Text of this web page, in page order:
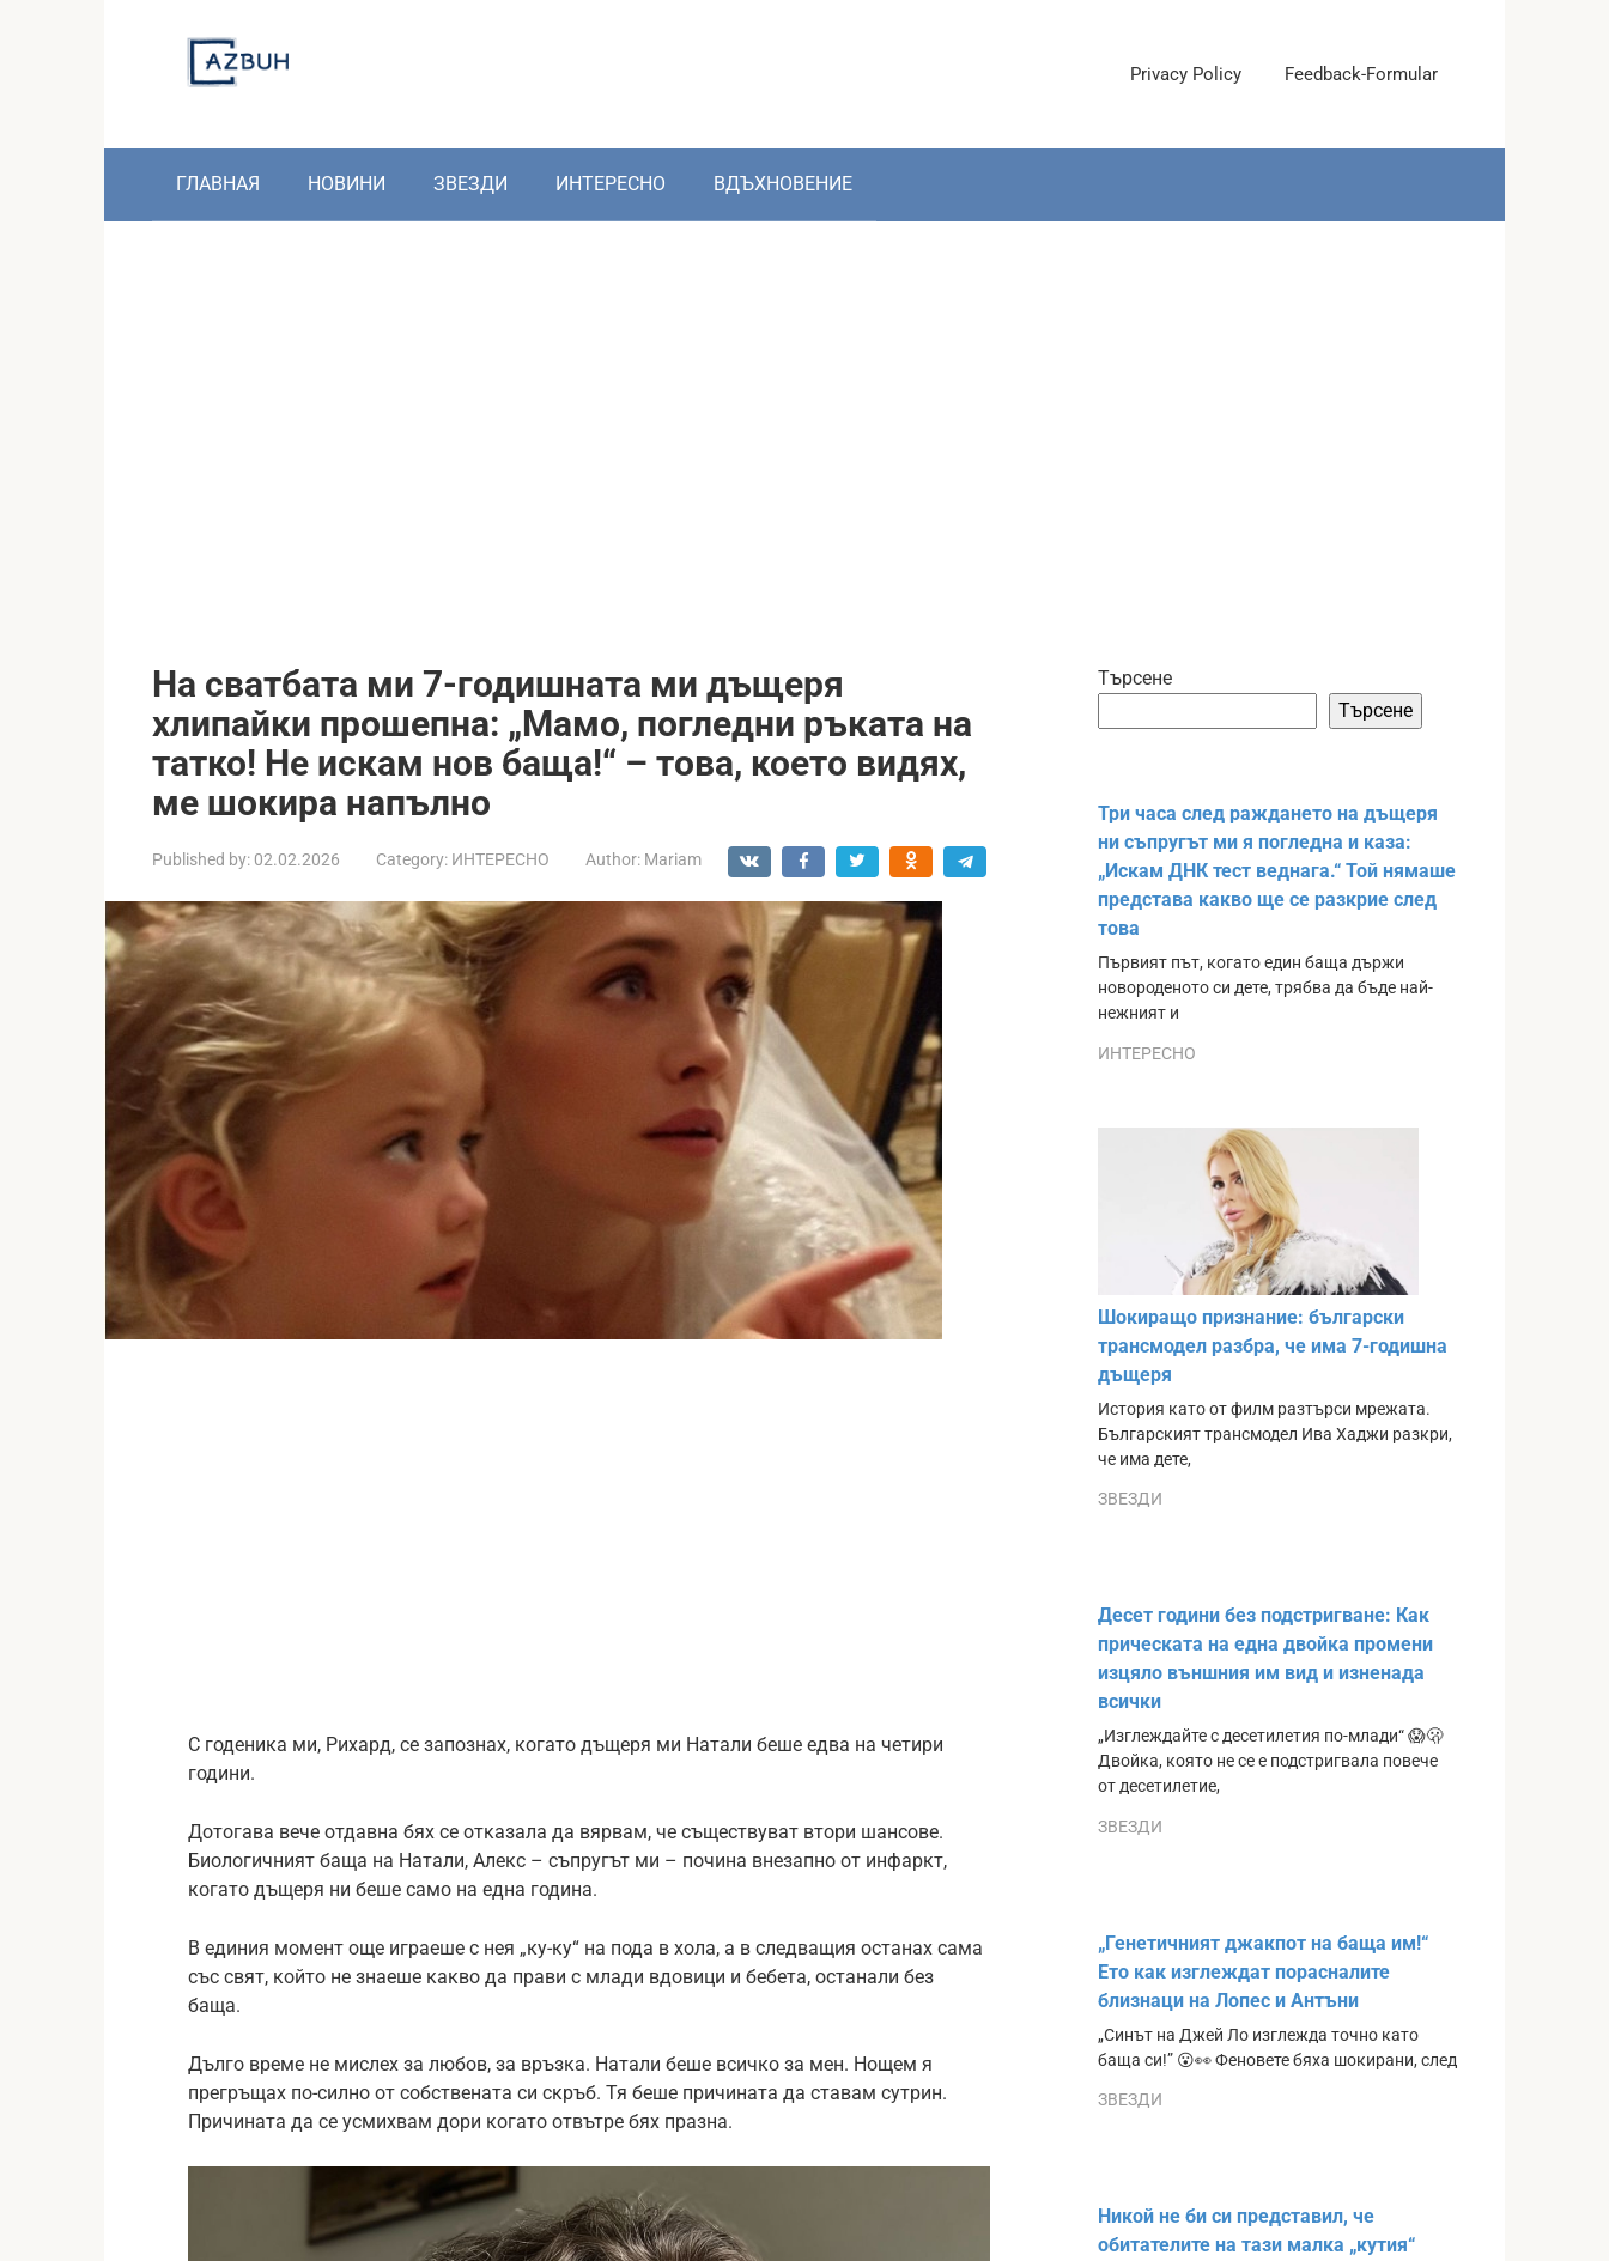
Privacy Policy Feedback-Formular
ГЛАВНАЯ НОВИНИ ЗВЕЗДИ ИНТЕРЕСНО ВДЪХНОВЕНИЕ
На сватбата ми 7-годишната ми дъщеря
хлипайки прошепна: „Мамо, погледни ръката на
татко! Не искам нов баща!“ – това, което видях,
ме шокира напълно
Published by: 02.02.2026 Category: ИНТЕРЕСНО Author: Mariam
С годеника ми, Рихард, се запознах, когато дъщеря ми Натали беше едва на четири
години.
Дотогава вече отдавна бях се отказала да вярвам, че съществуват втори шансове.
Биологичният баща на Натали, Алекс – съпругът ми – почина внезапно от инфаркт,
когато дъщеря ни беше само на една година.
В единия момент още играеше с нея „ку-ку“ на пода в хола, а в следващия останах сама
със свят, който не знаеше какво да прави с млади вдовици и бебета, останали без
баща.
Дълго време не мислех за любов, за връзка. Натали беше всичко за мен. Нощем я
прегръщах по-силно от собствената си скръб. Тя беше причината да ставам сутрин.
Причината да се усмихвам дори когато отвътре бях празна.
Търсене
Търсене
Три часа след раждането на дъщеря
ни съпругът ми я погледна и каза:
„Искам ДНК тест веднага.“ Той нямаше
представа какво ще се разкрие след
това
Първият път, когато един баща държи
новороденото си дете, трябва да бъде най-
нежният и
ИНТЕРЕСНО
Шокиращо признание: български
трансмодел разбра, че има 7-годишна
дъщеря
История като от филм разтърси мрежата.
Българският трансмодел Ива Хаджи разкри,
че има дете,
ЗВЕЗДИ
Десет години без подстригване: Как
прическата на една двойка промени
изцяло външния им вид и изненада
всички
„Изглеждайте с десетилетия по-млади“ 😱🫢
Двойка, която не се е подстригвала повече
от десетилетие,
ЗВЕЗДИ
„Генетичният джакпот на баща им!“
Ето как изглеждат порасналите
близнаци на Лопес и Антъни
„Синът на Джей Ло изглежда точно като
баща си!” 😮👀 Феновете бяха шокирани, след
ЗВЕЗДИ
Никой не би си представил, че
обитателите на тази малка „кутия“